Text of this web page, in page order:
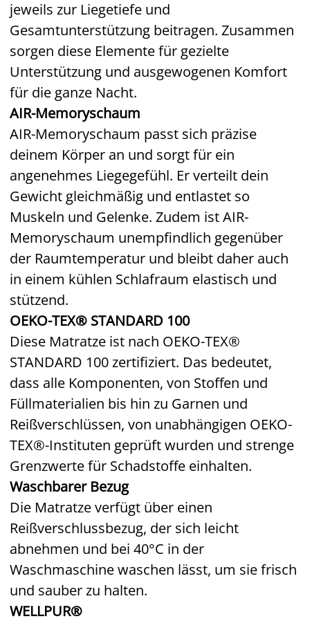
jeweils zur Liegetiefe und
Gesamtunterstützung beitragen. Zusammen
sorgen diese Elemente für gezielte
Unterstützung und ausgewogenen Komfort
für die ganze Nacht.
AIR-Memoryschaum
AIR-Memoryschaum passt sich präzise
deinem Körper an und sorgt für ein
angenehmes Liegegefühl. Er verteilt dein
Gewicht gleichmäßig und entlastet so
Muskeln und Gelenke. Zudem ist AIR-
Memoryschaum unempfindlich gegenüber
der Raumtemperatur und bleibt daher auch
in einem kühlen Schlafraum elastisch und
stützend.
OEKO-TEX® STANDARD 100
Diese Matratze ist nach OEKO-TEX®
STANDARD 100 zertifiziert. Das bedeutet,
dass alle Komponenten, von Stoffen und
Füllmaterialien bis hin zu Garnen und
Reißverschlüssen, von unabhängigen OEKO-
TEX®-Instituten geprüft wurden und strenge
Grenzwerte für Schadstoffe einhalten.
Waschbarer Bezug
Die Matratze verfügt über einen
Reißverschlussbezug, der sich leicht
abnehmen und bei 40°C in der
Waschmaschine waschen lässt, um sie frisch
und sauber zu halten.
WELLPUR®